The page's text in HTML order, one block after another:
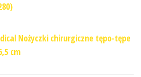
Nożyczki chirurgiczne tępo-tępe
cm